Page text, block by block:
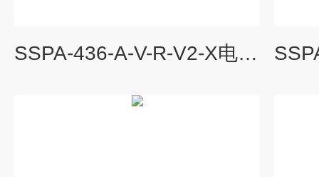
SSPA-436-A-V-R-V2-X电动泵单元